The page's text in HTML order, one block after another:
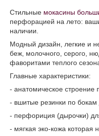
Стильные мокасины
перфорацией на лето:
наличии.
Модный дизайн, легкие и
беж, молочного, серого,
фаворитами теплого
Главные характеристики:
- анатомическое строение
- вшитые резинки по
- перфориция (дырочки)
- мягкая эко-кожа которая